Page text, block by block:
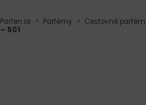
Parfen.sk > Parfémy > Cestovné
– 501